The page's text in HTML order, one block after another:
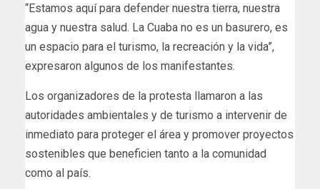
“Estamos aquí para defender nuestra tierra, nuestra
agua y nuestra salud. La Cuaba no es un basurero, es
un espacio para el turismo, la recreación y la vida”,
expresaron algunos de los manifestantes.
Los organizadores de la protesta llamaron a las
autoridades ambientales y de turismo a intervenir de
inmediato para proteger el área y promover proyectos
sostenibles que beneficien tanto a la comunidad
como al país.